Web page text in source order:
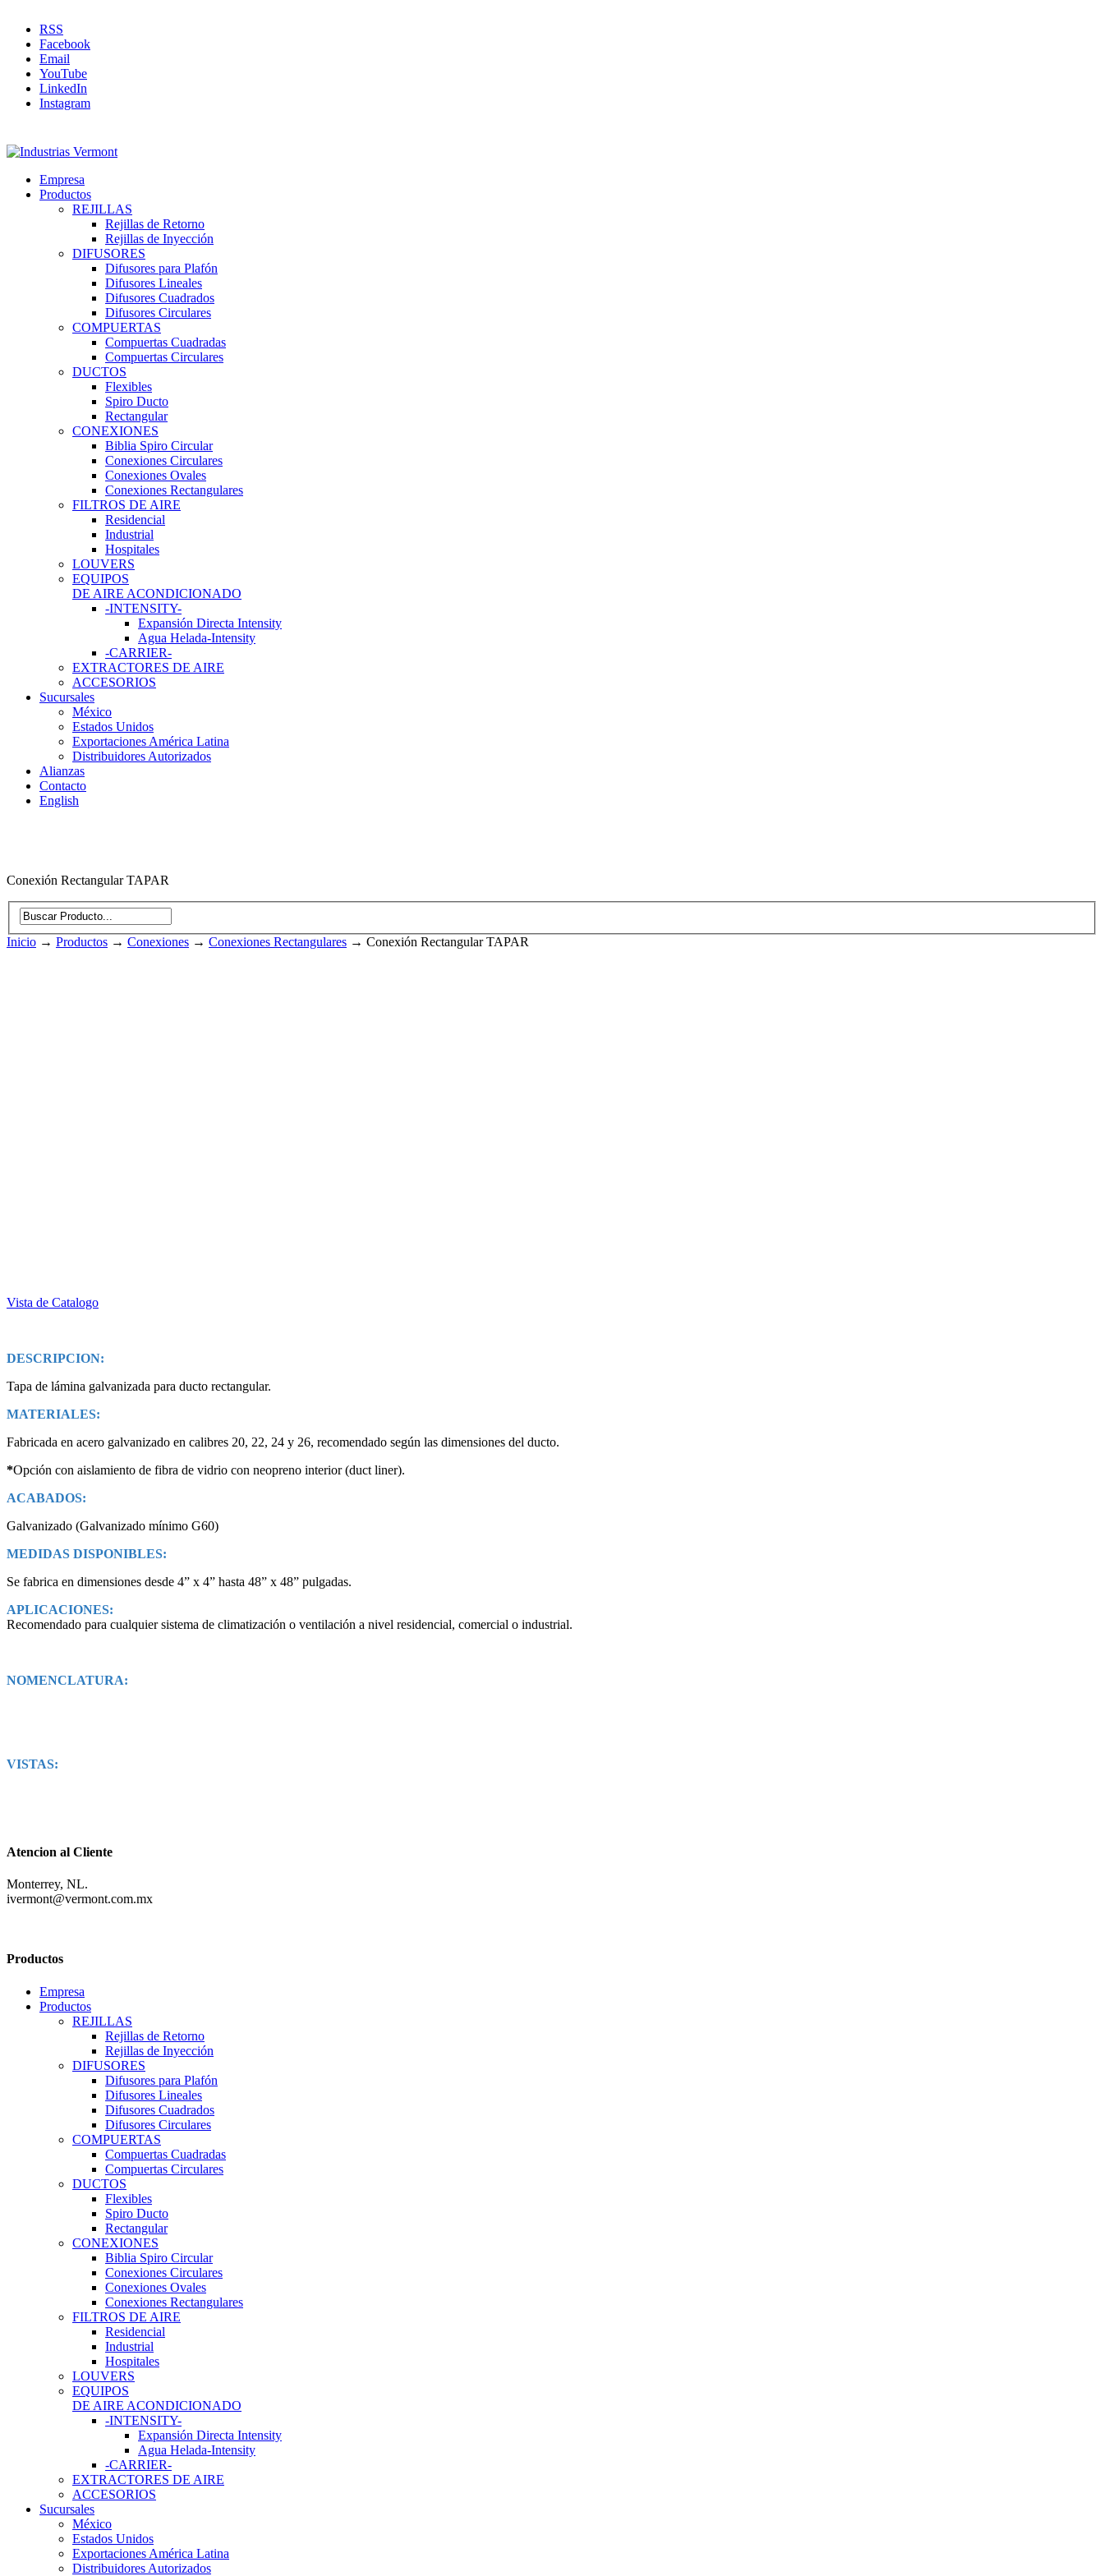
RSS
Facebook
Email
YouTube
LinkedIn
Instagram
Empresa
Productos
REJILLAS
Rejillas de Retorno
Rejillas de Inyección
DIFUSORES
Difusores para Plafón
Difusores Lineales
Difusores Cuadrados
Difusores Circulares
COMPUERTAS
Compuertas Cuadradas
Compuertas Circulares
DUCTOS
Flexibles
Spiro Ducto
Rectangular
CONEXIONES
Biblia Spiro Circular
Conexiones Circulares
Conexiones Ovales
Conexiones Rectangulares
FILTROS DE AIRE
Residencial
Industrial
Hospitales
LOUVERS
EQUIPOS
DE AIRE ACONDICIONADO
-INTENSITY-
Expansión Directa Intensity
Agua Helada-Intensity
-CARRIER-
EXTRACTORES DE AIRE
ACCESORIOS
Sucursales
México
Estados Unidos
Exportaciones América Latina
Distribuidores Autorizados
Alianzas
Contacto
English
Conexión Rectangular TAPAR
Inicio → Productos → Conexiones → Conexiones Rectangulares → Conexión Rectangular TAPAR
Vista de Catalogo
DESCRIPCION:
Tapa de lámina galvanizada para ducto rectangular.
MATERIALES:
Fabricada en acero galvanizado en calibres 20, 22, 24 y 26, recomendado según las dimensiones del ducto.
*Opción con aislamiento de fibra de vidrio con neopreno interior (duct liner).
ACABADOS:
Galvanizado (Galvanizado mínimo G60)
MEDIDAS DISPONIBLES:
Se fabrica en dimensiones desde 4” x 4” hasta 48” x 48” pulgadas.
APLICACIONES:
Recomendado para cualquier sistema de climatización o ventilación a nivel residencial, comercial o industrial.
NOMENCLATURA:
VISTAS:
Atencion al Cliente
Monterrey, NL.
ivermont@vermont.com.mx
Productos
Empresa
Productos
REJILLAS
Rejillas de Retorno
Rejillas de Inyección
DIFUSORES
Difusores para Plafón
Difusores Lineales
Difusores Cuadrados
Difusores Circulares
COMPUERTAS
Compuertas Cuadradas
Compuertas Circulares
DUCTOS
Flexibles
Spiro Ducto
Rectangular
CONEXIONES
Biblia Spiro Circular
Conexiones Circulares
Conexiones Ovales
Conexiones Rectangulares
FILTROS DE AIRE
Residencial
Industrial
Hospitales
LOUVERS
EQUIPOS
DE AIRE ACONDICIONADO
-INTENSITY-
Expansión Directa Intensity
Agua Helada-Intensity
-CARRIER-
EXTRACTORES DE AIRE
ACCESORIOS
Sucursales
México
Estados Unidos
Exportaciones América Latina
Distribuidores Autorizados